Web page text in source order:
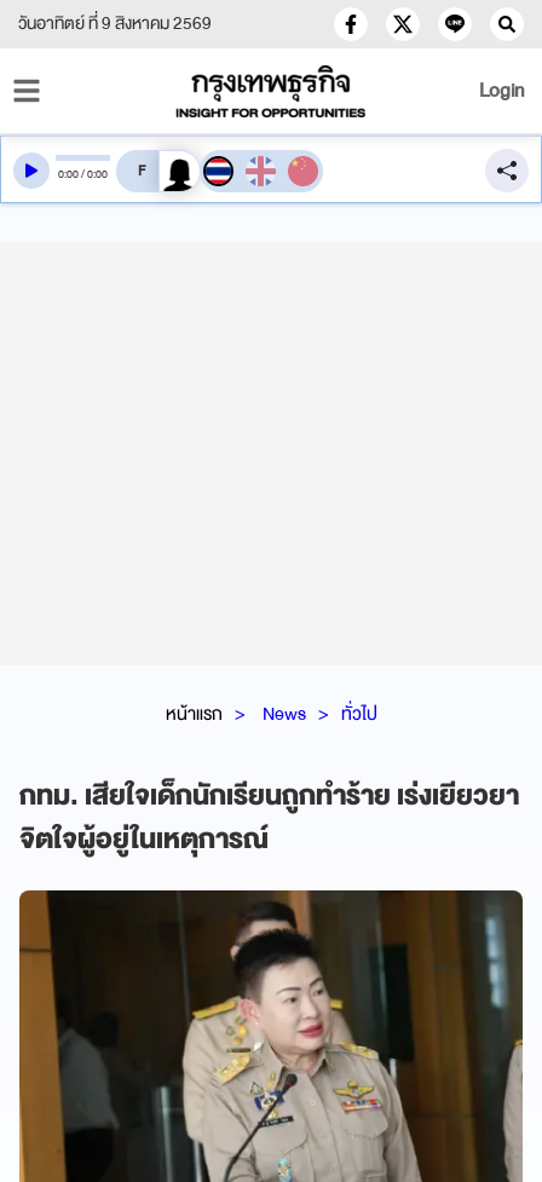
วันอาทิตย์ ที่ 9 สิงหาคม 2569
Login
หน้าแรก News ทั่วไป
กทม. เสียใจเด็กนักเรียนถูกทำร้าย เร่งเยียวยา
จิตใจผู้อยู่ในเหตุการณ์
0:00/0:00 สลับเสียงอ่าน